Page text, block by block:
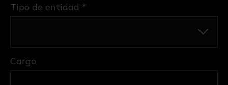
Tipo de entidad *
Cargo